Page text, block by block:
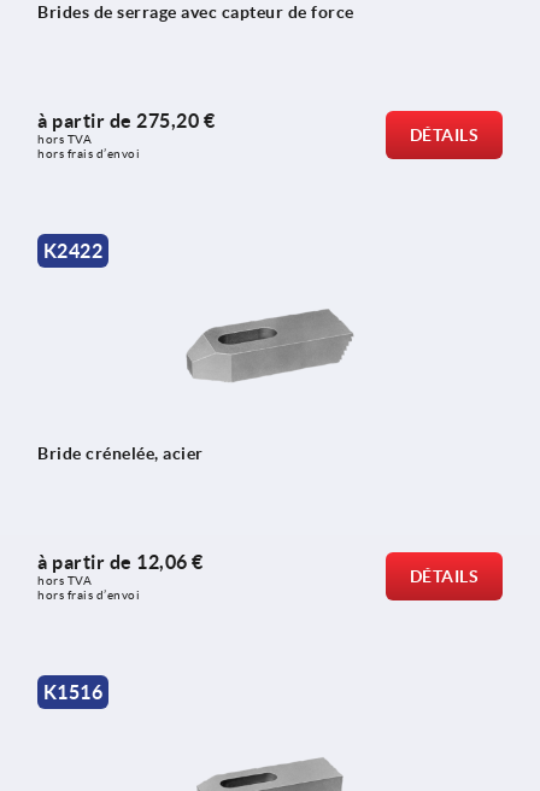
Brides de serrage avec capteur de force
à partir de 275,20 €
hors TVA
hors frais d’envoi
DÉTAILS
K2422
Bride crénelée, acier
à partir de 12,06 €
hors TVA
hors frais d’envoi
DÉTAILS
K1516